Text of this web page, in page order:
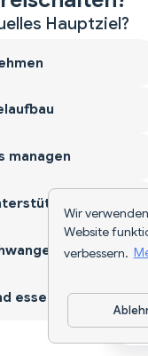
Wir
Website
verbessern.
Hauptziel?
managen
essen